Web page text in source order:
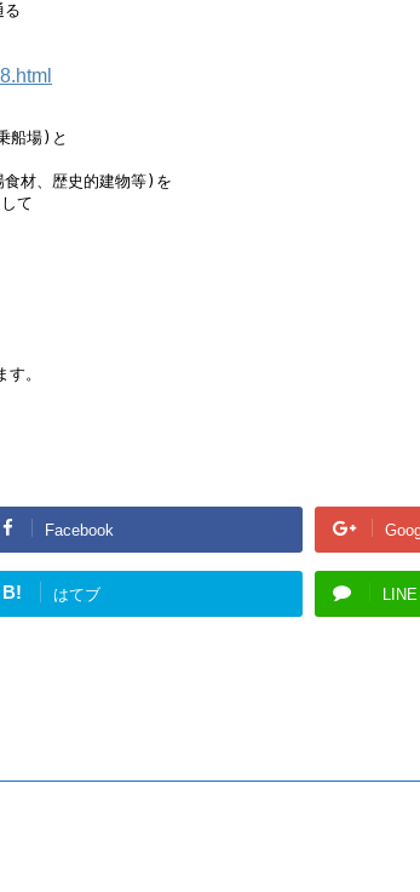
る
船場)と
材、歴史的建物等)を
て
Facebook
B! はてブ LINE